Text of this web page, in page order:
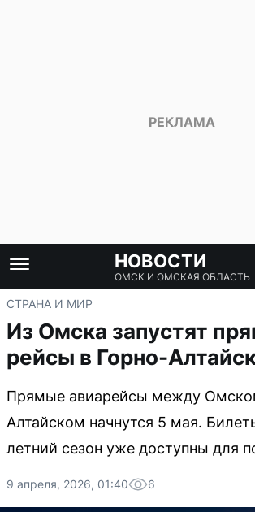
НОВОСТИ
ОМСК И ОМСКАЯ ОБЛАСТЬ
СТРАНА И МИР
Из Омска запустят
рейсы в Горно-
Прямые авиарейсы между
Алтайском начнутся 5 мая.
летний сезон уже доступны для
9 апреля, 2026, 01:40 6